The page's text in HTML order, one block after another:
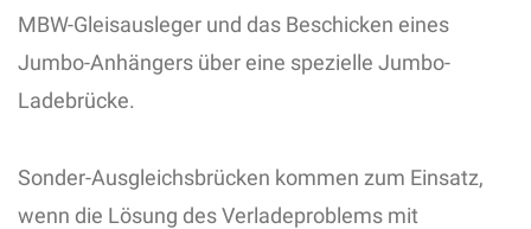
MBW-Gleisausleger und das Beschicken eines
Jumbo-Anhängers über eine spezielle Jumbo-
Ladebrücke.
Sonder-Ausgleichsbrücken kommen zum Einsatz,
wenn die Lösung des Verladeproblems mit